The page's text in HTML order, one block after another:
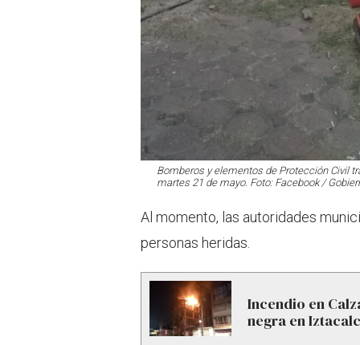
Bomberos y elementos de Protección Civil
martes 21 de mayo. Foto: Facebook /
Al momento, las autoridades
personas heridas.
Incendio en
negra en